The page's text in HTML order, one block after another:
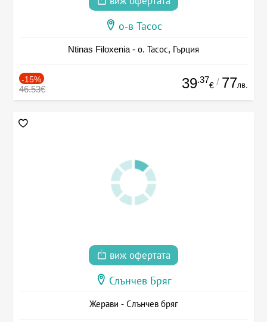
о-в Тасос
Ntinas Filoxenia - о. Тасос, Гърция
-15%
46.53€ 39.37
€ / 77лв.
виж офертата
Слънчев Бряг
Жерави - Слънчев бряг